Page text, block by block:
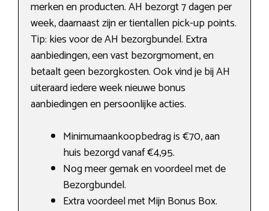
merken en producten. AH bezorgt 7 dagen per
week, daarnaast zijn er tientallen pick-up points.
Tip: kies voor de AH bezorgbundel. Extra
aanbiedingen, een vast bezorgmoment, en
betaalt geen bezorgkosten. Ook vind je bij AH
uiteraard iedere week nieuwe bonus
aanbiedingen en persoonlijke acties.
Minimumaankoopbedrag is €70, aan
huis bezorgd vanaf €4,95.
Nog meer gemak en voordeel met de
Bezorgbundel.
Extra voordeel met Mijn Bonus Box.